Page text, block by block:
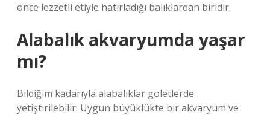
önce lezzetli etiyle hatırladığı balıklardan biridir.
Alabalık akvaryumda yaşar
mı?
Bildiğim kadarıyla alabalıklar göletlerde
yetiştirilebilir. Uygun büyüklükte bir akvaryum ve